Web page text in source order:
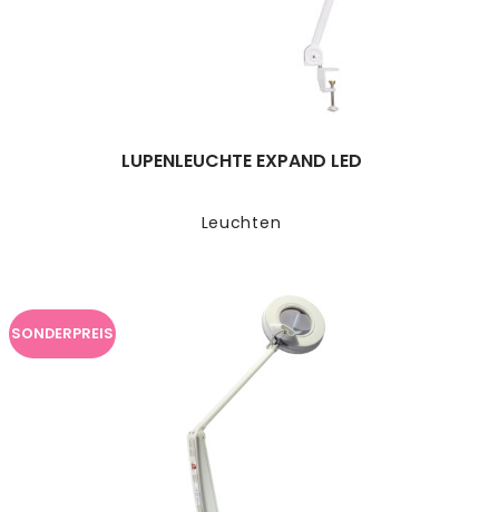
Leuchten
LUPENLEUCHTE EXPAND LED
SONDERPREIS